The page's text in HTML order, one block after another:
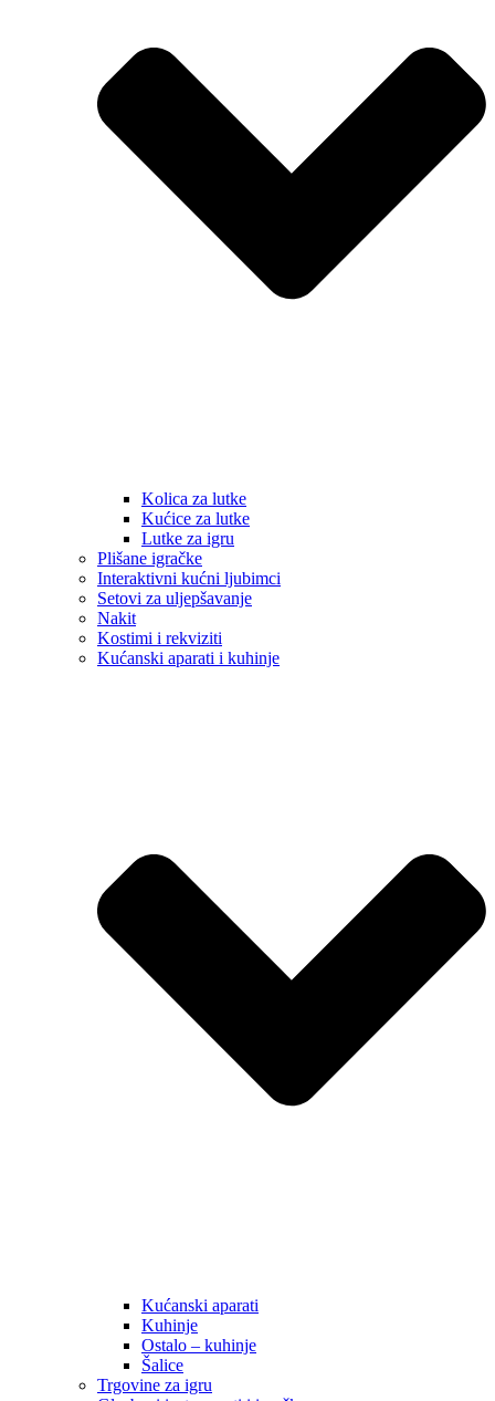
Kolica za lutke
Kućice za lutke
Lutke za igru
Plišane igračke
Interaktivni kućni ljubimci
Setovi za uljepšavanje
Nakit
Kostimi i rekviziti
Kućanski aparati i kuhinje
Kućanski aparati
Kuhinje
Ostalo – kuhinje
Šalice
Trgovine za igru